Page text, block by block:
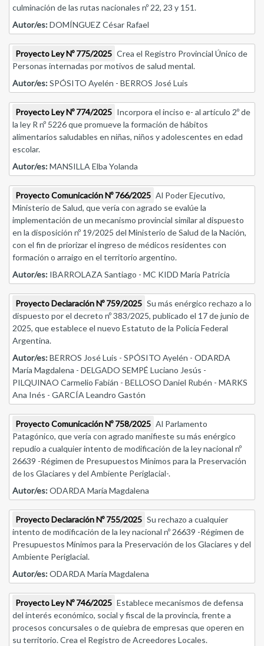
culminación de las rutas nacionales nº 22, 23 y 151.
Autor/es:DOMÍNGUEZ César Rafael
Proyecto Ley Nº 775/2025 Crea el Registro Provincial Único de
Personas internadas por motivos de salud mental.
Autor/es:SPÓSITO Ayelén - BERROS José Luis
Proyecto Ley Nº 774/2025 Incorpora el inciso e- al artículo 2º de
la ley R nº 5226 que promueve la formación de hábitos
alimentarios saludables en niñas, niños y adolescentes en edad
escolar.
Autor/es:MANSILLA Elba Yolanda
Proyecto Comunicación Nº 766/2025 Al Poder Ejecutivo,
Ministerio de Salud, que vería con agrado se evalúe la
implementación de un mecanismo provincial similar al dispuesto
en la disposición nº 19/2025 del Ministerio de Salud de la Nación,
con el fin de priorizar el ingreso de médicos residentes con
formación o arraigo en el territorio argentino.
Autor/es: IBARROLAZA Santiago - MC KIDD María Patricia
Proyecto Declaración Nº 759/2025 Su más enérgico rechazo a lo
dispuesto por el decreto nº 383/2025, publicado el 17 de junio de
2025, que establece el nuevo Estatuto de la Policía Federal
Argentina.
Autor/es:BERROS José Luis - SPÓSITO Ayelén - ODARDA
María Magdalena - DELGADO SEMPÉ Luciano Jesús -
PILQUINAO Carmelio Fabián - BELLOSO Daniel Rubén - MARKS
Ana Inés - GARCÍA Leandro Gastón
Proyecto Comunicación Nº 758/2025 Al Parlamento
Patagónico, que vería con agrado manifieste su más enérgico
repudio a cualquier intento de modificación de la ley nacional nº
26639 -Régimen de Presupuestos Mínimos para la Preservación
de los Glaciares y del Ambiente Periglacial-.
Autor/es:ODARDA María Magdalena
Proyecto Declaración Nº 755/2025 Su rechazo a cualquier
intento de modificación de la ley nacional nº 26639 -Régimen de
Presupuestos Mínimos para la Preservación de los Glaciares y del
Ambiente Periglacial.
Autor/es:ODARDA María Magdalena
Proyecto Ley Nº 746/2025 Establece mecanismos de defensa
del interés económico, social y fiscal de la provincia, frente a
procesos concursales o de quiebra de empresas que operen en
su territorio. Crea el Registro de Acreedores Locales.